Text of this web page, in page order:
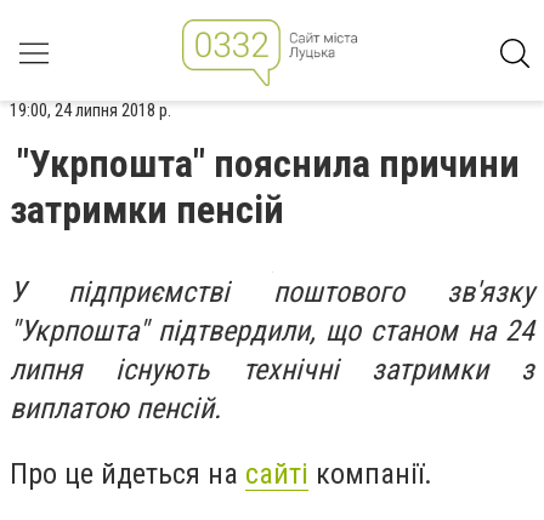
19:00, 24 липня 2018 р.
"Укрпошта" пояснила причини
затримки пенсій
У підприємстві поштового зв'язку
"Укрпошта" підтвердили, що станом на 24
липня існують технічні затримки з
виплатою пенсій.
Про це йдеться на сайті компанії.